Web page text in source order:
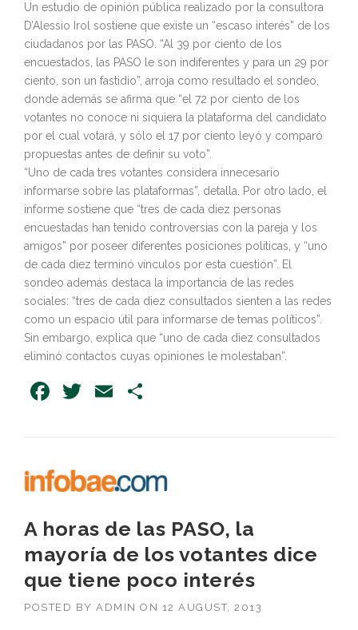
Un estudio de opinión pública realizado por la consultora
D’Alessio Irol sostiene que existe un “escaso interés” de los
ciudadanos por las PASO. “Al 39 por ciento de los
encuestados, las PASO le son indiferentes y para un 29 por
ciento, son un fastidio”, arroja como resultado el sondeo,
donde además se afirma que “el 72 por ciento de los
votantes no conoce ni siquiera la plataforma del candidato
por el cual votará, y sólo el 17 por ciento leyó y comparó
propuestas antes de definir su voto”.
“Uno de cada tres votantes considera innecesario
informarse sobre las plataformas”, detalla. Por otro lado, el
informe sostiene que “tres de cada diez personas
encuestadas han tenido controversias con la pareja y los
amigos” por poseer diferentes posiciones políticas, y “uno
de cada diez terminó vínculos por esta cuestión”. El
sondeo además destaca la importancia de las redes
sociales: “tres de cada diez consultados sienten a las redes
como un espacio útil para informarse de temas políticos”.
Sin embargo, explica que “uno de cada diez consultados
eliminó contactos cuyas opiniones le molestaban”.
Facebook
Twitter
Email
A horas de las PASO, la
mayoría de los votantes dice
que tiene poco interés
POSTED BY ADMIN ON 12 AUGUST, 2013